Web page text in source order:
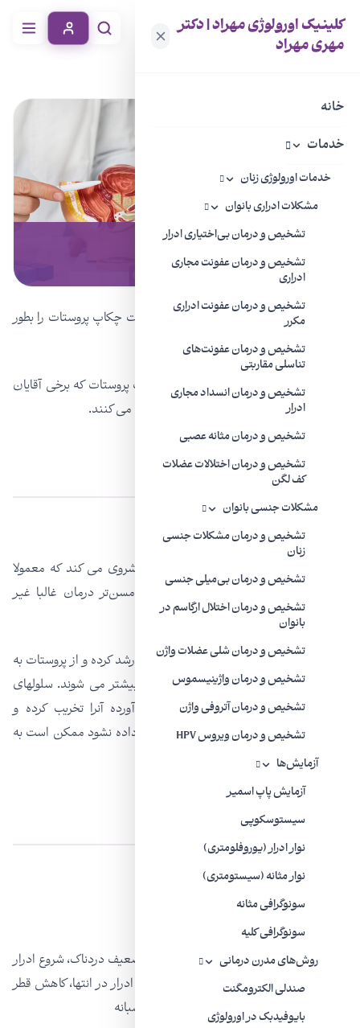
کلینیک اورولوژی مهراد | دکتر
مهری مهراد
خانه
خدمات
خدمات اورولوژی زنان
مشکلات ادراری بانوان
تشخیص و درمان بی‌اختیاری ادرار
تشخیص و درمان عفونت مجاری
ادراری
تشخیص و درمان عفونت ادراری
مکرر
تشخیص و درمان عفونت‌های
تناسلی مقاربتی
تشخیص و درمان انسداد مجاری
ادرار
تشخیص و درمان مثانه عصبی
تشخیص و درمان اختلالات عضلات
کف لگن
مشکلات جنسی بانوان
تشخیص و درمان مشکلات جنسی
زنان
تشخیص و درمان بی‌میلی جنسی
تشخیص و درمان اختلال ارگاسم در
بانوان
تشخیص و درمان شلی عضلات واژن
تشخیص و درمان واژینیسموس
تشخیص و درمان آتروفی واژن
تشخیص و درمان ویروس HPV
آزمایش‌ها
آزمایش پاپ اسمیر
سیستوسکوپی
نوار ادرار (یوروفلومتری)
نوار مثانه (سیستومتری)
سونوگرافی مثانه
سونوگرافی کلیه
روش‌های مدرن درمانی
صندلی الکترومگنت
بایوفیدبک در اورولوژی
چکاپ پروستات
بیماری های مختلف مروط به پروستات اهمیت چکاپ پروستات را بطور
منظم صد چندان می کند.
در اینجا نگاهی می اندازیم به برخی مشکلات پروستات که برخی آقایان
در سنین بالای ۴۰ سال با آن دست و پنجه نرم می کنند.
سرطان پروستات
دو نوع اصلی سرطان پروستات عبارتند از:
با پیشروی کند: این سرطان آن قدر آرام پیشروی می کند که معمولا
موجب مرگ زودرس نمی شود. در آقایان مسن‌تر درمان غالبا غیر
ضروری است یا توصیه نمی‌شود.
با پیشروی سریع: سلولهای سرطانی به سرعت رشد کرده و از پروستات به
اندامهای دیگر پیشروی کرده موجب آسیب بیشتر می شوند. سلولهای
سرطانی به بافت طبیعی پروستات هجوم آورده آنرا تخریب کرده و
جایگزین آن می‌شوند. اگر سرطان تشخیص داده نشود ممکن است به
سایر قسمتهای بدن انتشار یابد.
علایم سرطان پروستات
-درد در ناحیه لگن، پشت ران‌ها
-تورم در ناحیه لگن ، پشت ران‌ها
– علایم تحریکی انسدادی نظیر جریان ادرار ضعیف دردناک، شروع ادرار
با تاخیر، قطع و وصل شدن ادرار، قطره آمدن ادرار در انتها، کاهش قطر
و پرش ادرار،سوزش ادرار و تکرر ادرار، ادرار شبانه